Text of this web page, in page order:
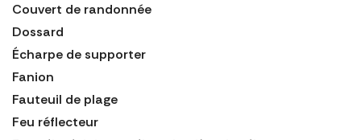
Couvert de randonnée
Dossard
Écharpe de supporter
Fanion
Fauteuil de plage
Feu réflecteur